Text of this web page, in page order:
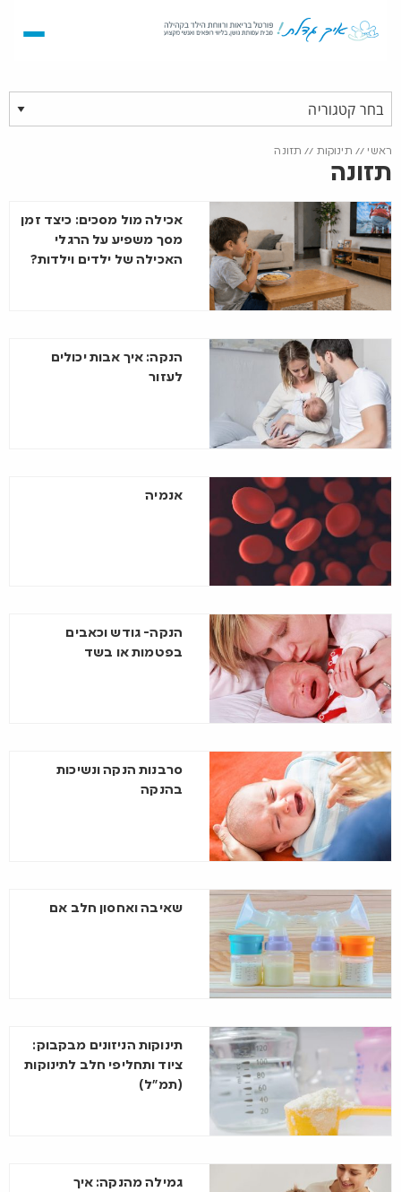
ראשי // תינוקות // תזונה
תזונה
אכילה מול מסכים: כיצד זמן
מסך משפיע על הרגלי
האכילה של ילדים וילדות?
הנקה: איך אבות יכולים
לעזור
אנמיה
הנקה- גודש וכאבים
בפטמות או בשד
סרבנות הנקה ונשיכות
בהנקה
שאיבה ואחסון חלב אם
תינוקות הניזונים מבקבוק:
ציוד ותחליפי חלב לתינוקות
(תמ”ל)
גמילה מהנקה: איך